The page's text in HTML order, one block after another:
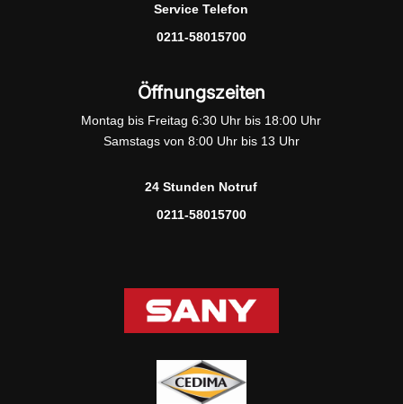
Service Telefon
0211-58015700
Öffnungszeiten
Montag bis Freitag 6:30 Uhr bis 18:00 Uhr
Samstags von 8:00 Uhr bis 13 Uhr
24 Stunden Notruf
0211-58015700